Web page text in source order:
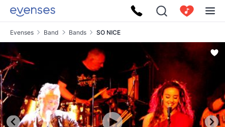
Evenses Band Bands SO NICE